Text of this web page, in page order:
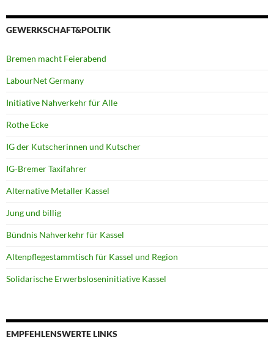
GEWERKSCHAFT&POLTIK
Bremen macht Feierabend
LabourNet Germany
Initiative Nahverkehr für Alle
Rothe Ecke
IG der Kutscherinnen und Kutscher
IG-Bremer Taxifahrer
Alternative Metaller Kassel
Jung und billig
Bündnis Nahverkehr für Kassel
Altenpflegestammtisch für Kassel und Region
Solidarische Erwerbsloseninitiative Kassel
EMPFEHLENSWERTE LINKS